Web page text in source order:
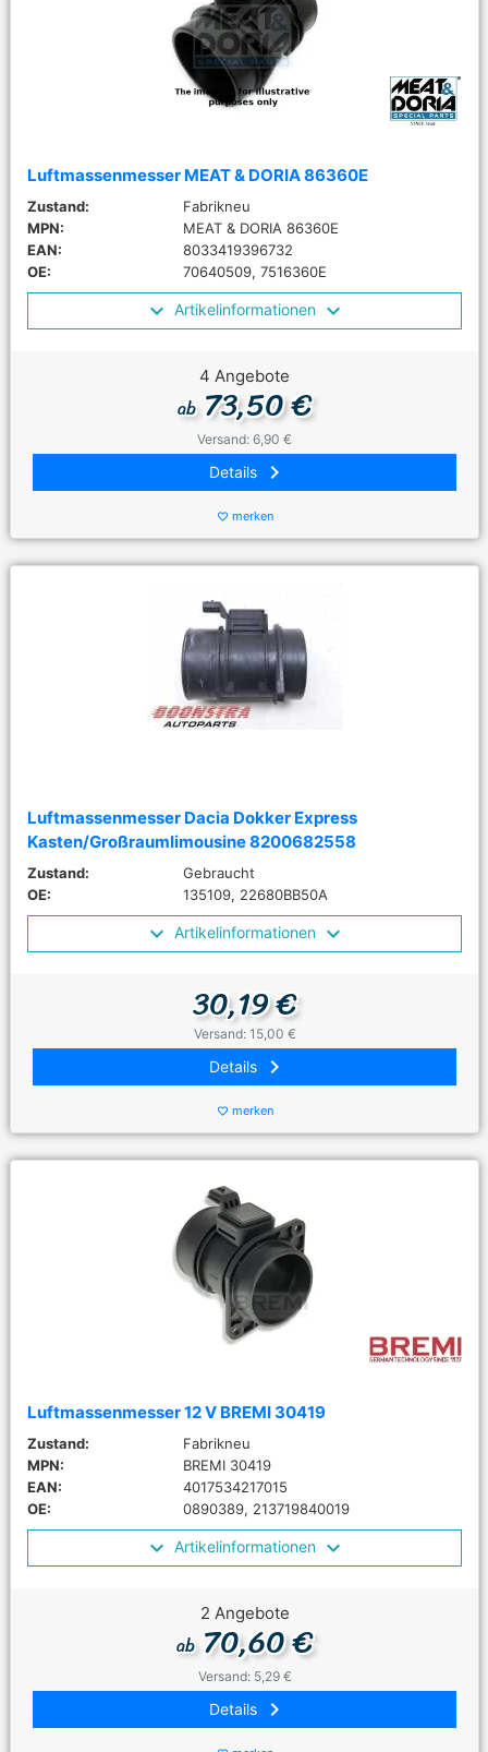
Luftmassenmesser MEAT & DORIA 86360E
Zustand:
Fabrikneu
MPN:
MEAT & DORIA 86360E
EAN:
8033419396732
OE:
70640509, 7516360E
Artikelinformationen
4 Angebote
ab73,50 €
Versand: 6,90 €
Details keyboard_arrow_right
favorite_border merken
Luftmassenmesser Dacia Dokker Express
Kasten/Großraumlimousine 8200682558
Zustand:
Gebraucht
OE:
135109, 22680BB50A
Artikelinformationen
30,19 €
Versand: 15,00 €
Details keyboard_arrow_right
favorite_border merken
Luftmassenmesser 12 V BREMI 30419
Zustand:
Fabrikneu
MPN:
BREMI 30419
EAN:
4017534217015
OE:
0890389, 213719840019
Artikelinformationen
2 Angebote
ab70,60 €
Versand: 5,29 €
Details keyboard_arrow_right